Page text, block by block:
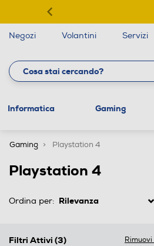
Negozi Volantini Servizi
Informatica Gaming
Gaming Playstation 4
Playstation 4
Ordina per:
Filtri Attivi (3)